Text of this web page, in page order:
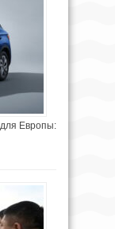
Европы: